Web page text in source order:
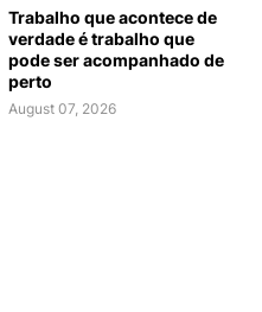
Trabalho que acontece de
verdade é trabalho que
pode ser acompanhado de
perto
August 07, 2026